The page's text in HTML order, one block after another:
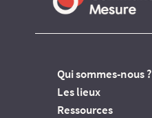
Qui sommes-nous ?
Les lieux
Ressources